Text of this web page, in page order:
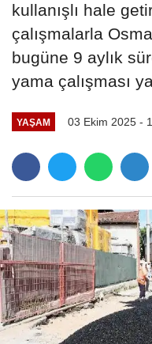
kullanışlı hale
çalışmalarla
bugüne 9 aylık
yama çalışması
YAŞAM 03 Ekim 2025 -